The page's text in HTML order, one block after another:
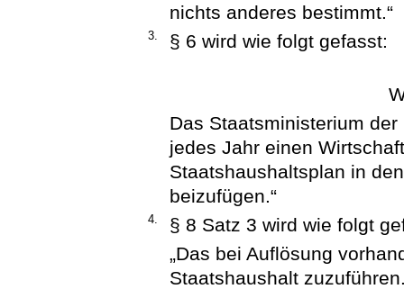
nichts anderes bestimmt.“
3. § 6 wird wie folgt gefasst:
Das Staatsministerium
jedes Jahr einen
Staatshaushaltsplan in
beizufügen.“
4.
§ 8 Satz 3 wird wie folgt
„Das bei Auflösung
Staatshaushalt